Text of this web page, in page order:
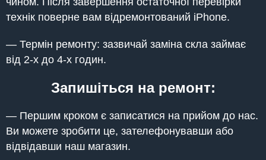
технік поверне вам відремонтований iPhone.
— Термін ремонту: зазвичай заміна скла займає
від 2-х до 4-х годин.
Запишіться на ремонт:
— Першим кроком є записатися на прийом до нас.
Ви можете зробити це, зателефонувавши або
відвідавши наш магазин.